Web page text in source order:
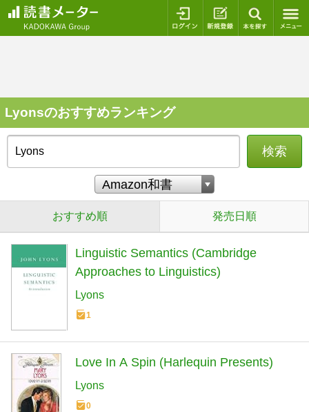
ログイン 新規登録
Lyonsのおすすめランキング
検索
おすすめ順 発売日順
Linguistic Semantics (Cambridge
Approaches to Linguistics)
Lyons
1
Love In A Spin (Harlequin Presents)
Lyons
0